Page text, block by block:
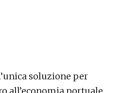
soluzione per
all’economia portuale